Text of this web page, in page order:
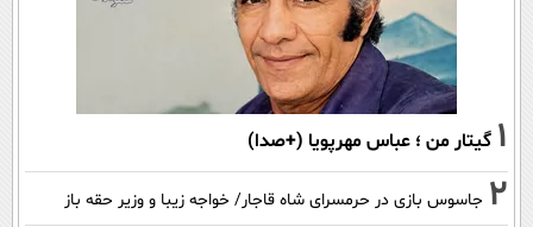
1 گیتار من ؛ عباس مهرپویا (+صدا)
2 جاسوس بازی در حرمسرای شاه قاجار/ خواجه زیبا و وزیر حقه باز